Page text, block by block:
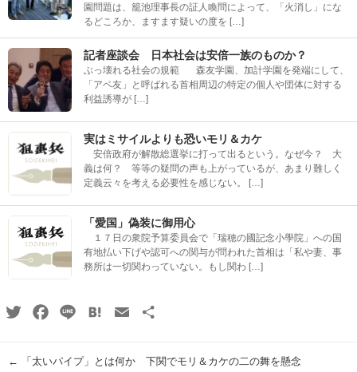
園問題は、籠池理事長の証人喚問によって、「火消し」にな
るどころか、ますます疑いの度を […]
記者座談会 日本社会は安倍一族のものか？
ぶっ壊れる社会の規範 森友学園、加計学園を発端にして、
「アベ友」と呼ばれる首相周辺の特定の個人や団体に対する
利益誘導が […]
実はミサイルよりも恐いモリ＆カケ
安倍政府が解散総選挙に打って出るという。なぜ今？ 大
義は何？ 等等の疑問の声も上がっているが、あまり難しく
定義云々を考える必要性を感じない。 […]
「愛国」偽装に御用心
１７日の衆院予算委員会で「瑞穂の國記念小學院」への国
有地払い下げや認可への関与が問われた首相は「私や妻、事
務所は一切関わっていない。もし関わ […]
TwitterFacebook
Line HatenaEmail
← 「太いパイプ」とは何か 下関でモリ＆カケの二の舞を懸念